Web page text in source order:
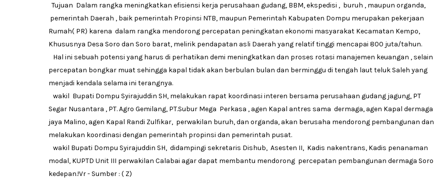
Tujuan Dalam rangka meningkatkan efisiensi kerja perusahaan gudang, BBM, ekspedisi , buruh , maupun organda,
pemerintah Daerah , baik pemerintah Propinsi NTB, maupun Pemerintah Kabupaten Dompu merupakan pekerjaan
Rumah( PR) karena dalam rangka mendorong percepatan peningkatan ekonomi masyarakat Kecamatan Kempo,
Khususnya Desa Soro dan Soro barat, melirik pendapatan asli Daerah yang relatif tinggi mencapai 800 juta/tahun.
Hal ini sebuah potensi yang harus di perhatikan demi meningkatkan dan proses rotasi manajemen keuangan , selain
percepatan bongkar muat sehingga kapal tidak akan berbulan bulan dan berminggu di tengah laut teluk Saleh yang
menjadi kendala selama ini terangnya.
wakil Bupati Dompu Syirajuddin SH, melakukan rapat koordinasi interen bersama perusahaan gudang jagung, PT
Segar Nusantara , PT. Agro Gemilang, PT.Subur Mega Perkasa , agen Kapal antres sama dermaga, agen Kapal dermaga
jaya Malino, agen Kapal Randi Zulfikar, perwakilan buruh, dan organda, akan berusaha mendorong pembangunan dan
melakukan koordinasi dengan pemerintah propinsi dan pemerintah pusat.
wakil Bupati Dompu Syirajuddin SH, didampingi sekretaris Dishub, Asesten II, Kadis nakentrans, Kadis penanaman
modal, KUPTD Unit III perwakilan Calabai agar dapat membantu mendorong percepatan pembangunan dermaga Soro
kedepan.!Vr - Sumber : ( Z)